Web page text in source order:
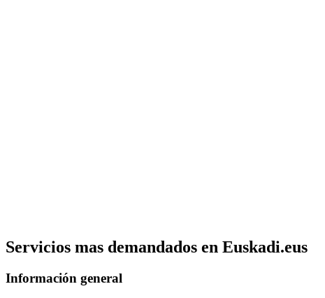
Servicios mas demandados en Euskadi.eus
Información general